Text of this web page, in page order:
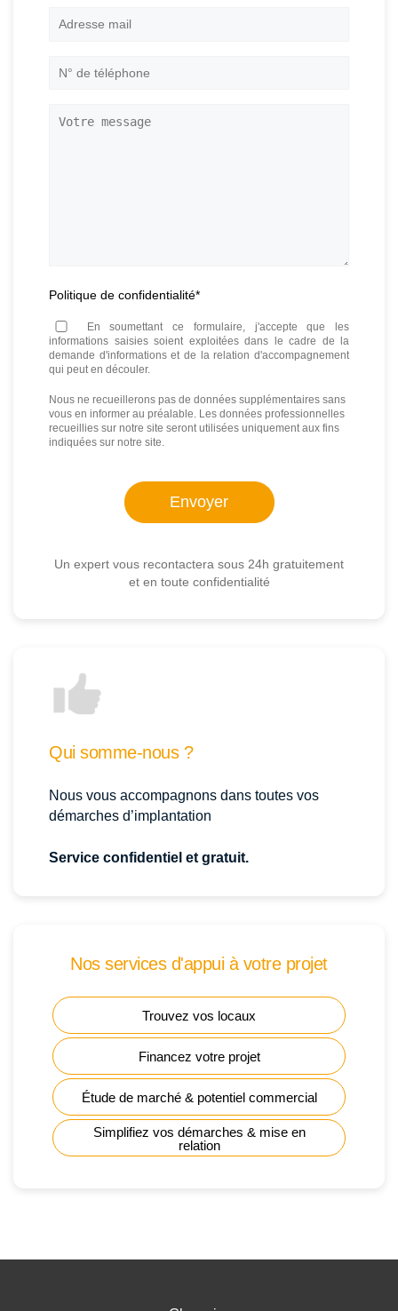
Adresse
N°
Votre
Politique de confidentialité*
En soumettant ce formulaire, j'accepte que les
informations saisies soient exploitées dans le cadre de la
demande d'informations et de la relation d'accompagnement
qui peut en découler.
Nous ne recueillerons pas de données supplémentaires sans
vous en informer au préalable. Les données professionnelles
recueillies sur notre site seront utilisées uniquement aux fins
indiquées sur notre site.
Un expert vous recontactera sous 24h gratuitement
et en toute confidentialité
Qui somme-nous ?
Nous vous accompagnons dans toutes vos
démarches d’implantation
Service confidentiel et gratuit.
Nos services d'appui à votre projet
Trouvez vos locaux
Financez votre projet
Étude de marché & potentiel commercial
Simplifiez vos démarches & mise en
relation